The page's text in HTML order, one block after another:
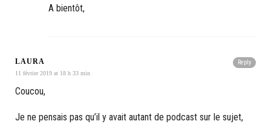
A bientôt,
Reply
LAURA
11 février 2019 at 18 h 33 min
Coucou,
Je ne pensais pas qu’il y avait autant de podcast sur le sujet,